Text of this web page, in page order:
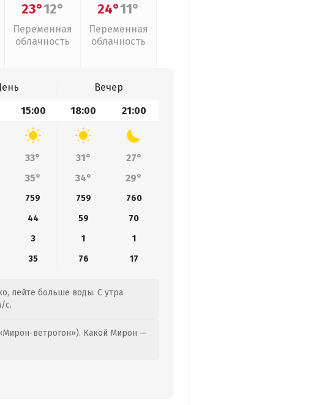
23°12°
Переменная
облачность
24°11°
Переменная
облачность
Вечер
15:00 18:00 21:00
33° 31°
27°
35° 34° 29°
759 759
760
44 59
70
3 1
1
35 76 17
пейте больше воды. С утра
с.
ветрогон»). Какой Мирон —